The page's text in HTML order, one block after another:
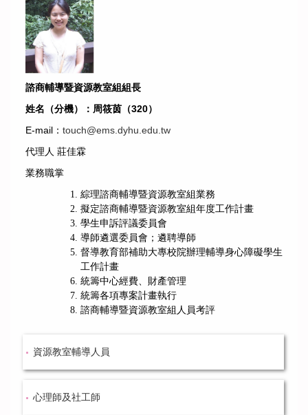
諮商輔導暨資源教室組組長
姓名（分機）： 周筱茵 （320）
E-mail ： touch@ems.dyhu.edu.tw
代理人 莊佳霖
業務職掌
綜理諮商輔導暨資源教室組業務
擬定諮商輔導暨資源教室組年度工作計畫
學生申訴評議委員會
導師遴選委員會；遴聘導師
督導教育部補助大專校院辦理輔導身心障礙學生
工作計畫
統籌中心經費、財產管理
統籌各項專案計畫執行
諮商輔導暨資源教室組 人員考評
資源教室輔導人員
心理師及社工師